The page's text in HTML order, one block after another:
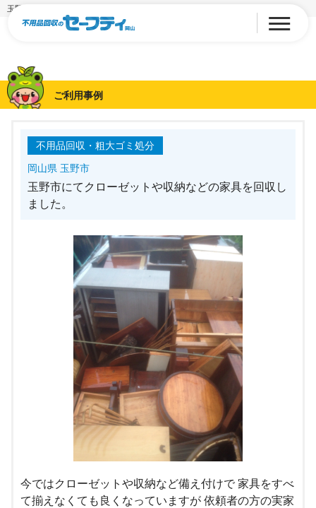
玉野市にてクローゼットや収納などの家具を回収しました。
ご利用事例
不用品回収・粗大ゴミ処分
岡山県 玉野市
玉野市にてクローゼットや収納などの家具を回収し
ました。
今ではクローゼットや収納など備え付けで 家具をすべ
て揃えなくても良くなっていますが 依頼者の方の実家